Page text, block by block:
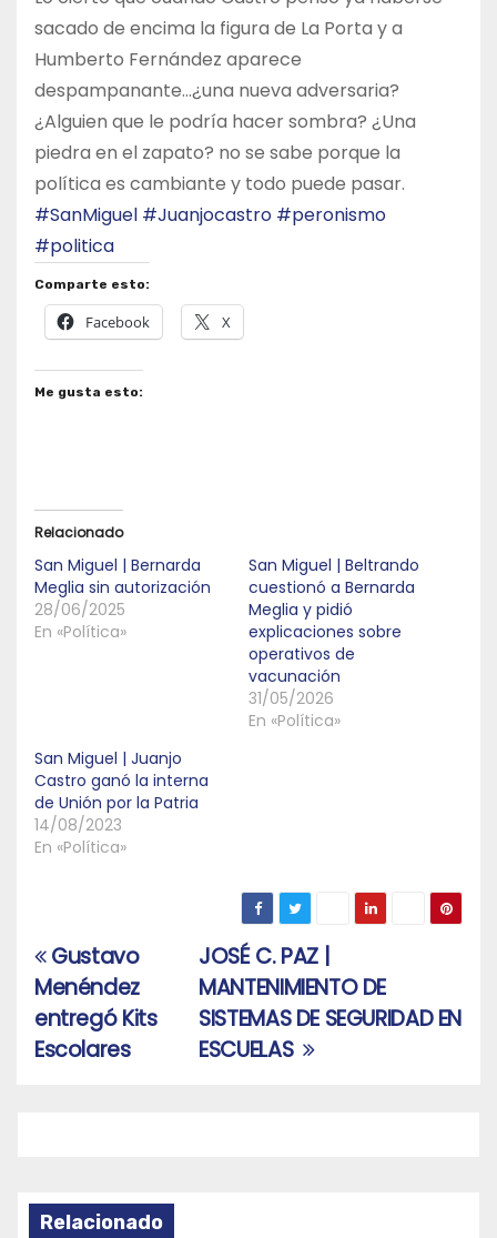
sacado de encima la figura de La Porta y a
Humberto Fernández aparece
despampanante…¿una nueva adversaria?
¿Alguien que le podría hacer sombra? ¿Una
piedra en el zapato? no se sabe porque la
política es cambiante y todo puede pasar.
#SanMiguel #Juanjocastro #peronismo
#politica
Comparte esto:
Facebook X
Me gusta esto:
Relacionado
San Miguel | Bernarda
Meglia sin autorización
28/06/2025
En «Política»
San Miguel | Beltrando
cuestionó a Bernarda
Meglia y pidió
explicaciones sobre
operativos de
vacunación
31/05/2026
En «Política»
San Miguel | Juanjo
Castro ganó la interna
de Unión por la Patria
14/08/2023
En «Política»
Navegación
de
entradas
JOSÉ C. PAZ |
MANTENIMIENTO DE
SISTEMAS DE SEGURIDAD EN
ESCUELAS
Gustavo
Menéndez
entregó Kits
Escolares
Relacionado